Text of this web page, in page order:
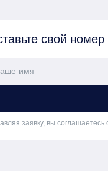
свой
заявку, вы соглашаетесь